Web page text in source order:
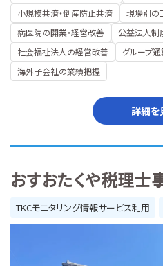
小規模共済・倒産防止共済
現場別の
病医院の開業・経営改善
公益法人制
社会福祉法人の経営改善
グループ
海外子会社の業績把握
詳細を
おすおたくや税理士
TKCモニタリング情報サービス利用